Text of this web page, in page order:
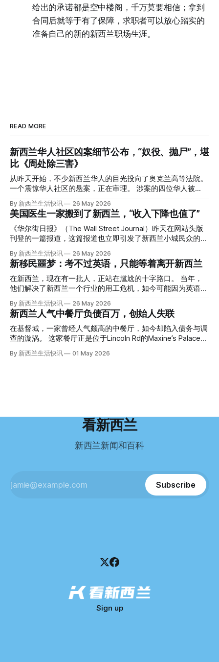
给出的承诺都是空中楼阁，千万莫要相信；拿到
合同后就等于有了保障，求职者可以放心踏实的
准备自己的新的新西兰职场生涯。
READ MORE
新西兰华人社区凶案细节公布，“奴役、抛尸”，堪
比《周处除三害》
从昨天开始，不少新西兰华人的目光投向了奥克兰高等法院。
一个震惊华人社区的悬案，正在审理。 涉案的四位华人被
告，站在了法庭，被控与一位70岁中国女人的死有关。 事情
的复杂程度，远超人们的想象。 神秘的黑色塑料袋 先让我们
回到2024年3月12日。 新西兰一个名叫Paul Middleton的老
人，在奥克兰Gulf Harbour钓鱼时，发现了一个黑色塑料袋，
里面是一堆衣服。 再扒开衣服，他看到了一只手，一只人
腰部对折，黑色胶带缠着头、手腕和身体，整个人被绑成胎儿
状。 两个10公斤的米袋装满了石头，用胶带死死缠在尸体
上。 死者是亚洲面孔的老年女性，头部、脸、胳膊都有钝器
伤，当时身穿一件“娟燕牌”内衣和黑色长裤。 她是谁？没有人
Operation Parade的案子，开始调查。 米袋泄露秘密 破案的
关键，是两个米袋。这两个塑料米袋里装着用来压住尸体的花
园石头。 每个米袋上都有序列号。 警察一家家查，发现这批
米是在奥克兰北岸一家超市卖的。
By 新西兰生活快讯 26 May 2026
美国医生一家搬到了新西兰，“收入下降也值了”
《华尔街日报》（The Wall Street Journal）昨天在网站头版
刊登的一篇报道，这篇报道也立即引发了新西兰小城民众的兴
趣： “精疲力尽的美国医生，正在离开美国，前往新西兰一座
偏远小镇。” “精疲力尽的美国医生”搬家新西兰 四年前，在加
州拉霍亚（La Jolla）一家医院担任内科医生的Brandon
Williams医生达到了崩溃的边缘。 患者人数激增、医疗人员短
缺、医疗事故诉讼的威胁，以及对患者无力支付医疗费用的忧
（PTSD）。他的其中一位同事甚至因自杀身亡。 他并不想放
弃从医，但他不想再在美国行医了。 于是，他与38岁的妻子
Ellen Williams开始在欧洲寻找更好的选择。 就在那时，他收
到了一封来自新西兰医疗招聘人员的信。 “虽然跑到那个‘与世
义。”现年39岁的加州人Brandon说道。 2024年11月，这家人
By 新西兰生活快讯 26 May 2026
新移民噩梦：考不过英语，只能等着离开新西兰
在新西兰，现在有一批人，正站在尴尬的十字路口。 当年，
他们解决了新西兰一个行业的用工危机，如今可能因为英语考
试，不得不在几年内离开这个国家。 一位移民的无奈感叹：
“如果我们真能考到那个分数，就不会来开公交车了。” 因为英
语，他们一直无法上岸 来自菲律宾的Ryan De Guzman，就是
这批人中的一员。 2023年，当他看到新西兰招聘海外公交司
机的信息时，几乎没有犹豫就提交了申请。 “我听说这里气候
年3月抵达奥克兰。 当时心里盘算着：努力工作两年，申请居
所需的英语门槛。 De Guzman选择了另一项考试——
Pearson Test of English，最终成绩是45分，而申请要求是58
By 新西兰生活快讯 26 May 2026
新西兰人气中餐厅负债百万，创始人失联
在基督城，一家曾经人气颇高的中餐厅，如今却陷入债务与调
查的漩涡。 这家餐厅正是位于Lincoln Rd的Maxine’s Palace。
其背后的公司已进入清算程序，债务总额接近100万纽币，而
引人关注的是——清算人目前无法联系到创始人本人。 今年3
纽币，员工索赔金额仍在核算中。 整体债务规模，已经逼近
这导致公司财务记录尚未完全掌握，资产处置是否合理仍待核
在核查资产出售是否符合市
By 新西兰生活快讯 01 May 2026
看新西兰
新西兰新闻和百科
Subscribe
Sign up